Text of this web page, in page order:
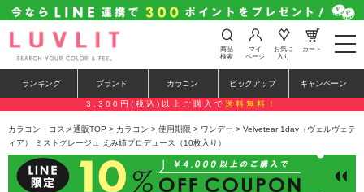
t
o
e
n
a
a
商品
検索
マイ
ページ
お気に
入り
カート
ランキング ブランド カラコン ピックアップ キャンペーン
3,300円(税込)以上ご購入で 送料無料！
カラコン・コスメ通販TOP > カラコン > 使用期限 > ワンデー > Velvetear 1day（ヴェルヴェテ
ィア） ミストグレージュ えみ姉プロデュース（10枚入り）